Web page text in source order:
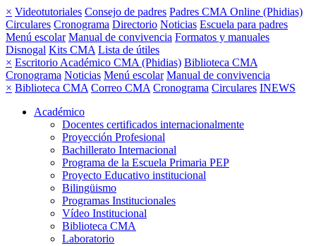
× Videotutoriales Consejo de padres Padres CMA Online (Phidias)
Circulares Cronograma Directorio Noticias Escuela para padres
Menú escolar Manual de convivencia Formatos y manuales
Disnogal Kits CMA Lista de útiles
× Escritorio Académico CMA (Phidias) Biblioteca CMA
Cronograma Noticias Menú escolar Manual de convivencia
× Biblioteca CMA Correo CMA Cronograma Circulares INEWS
Académico
Docentes certificados internacionalmente
Proyección Profesional
Bachillerato Internacional
Programa de la Escuela Primaria PEP
Proyecto Educativo institucional
Bilingüismo
Programas Institucionales
Vídeo Institucional
Biblioteca CMA
Laboratorio